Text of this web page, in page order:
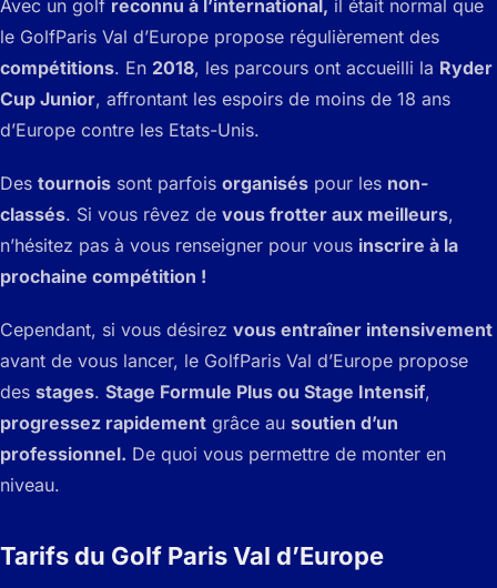
Avec un golf reconnu à l’international, il était normal que
le GolfParis Val d’Europe propose régulièrement des
compétitions. En 2018, les parcours ont accueilli la Ryder
Cup Junior, affrontant les espoirs de moins de 18 ans
d’Europe contre les Etats-Unis.
Des tournois sont parfois organisés pour les non-
classés. Si vous rêvez de vous frotter aux meilleurs,
n’hésitez pas à vous renseigner pour vous inscrire à la
prochaine compétition !
Cependant, si vous désirez vous entraîner intensivement
avant de vous lancer, le GolfParis Val d’Europe propose
des stages. Stage Formule Plus ou Stage Intensif,
progressez rapidement grâce au soutien d’un
professionnel. De quoi vous permettre de monter en
niveau.
Tarifs du Golf Paris Val d’Europe